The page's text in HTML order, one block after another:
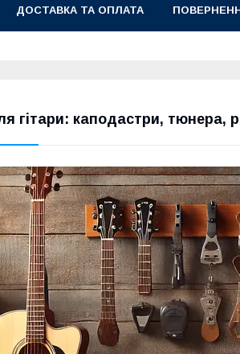
ДОСТАВКА ТА ОПЛАТА
гітари: каподастри, тюнера,